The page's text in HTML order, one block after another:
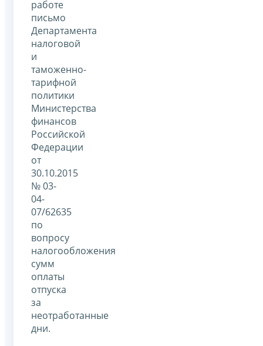
работе
письмо
Департамента
налоговой
и
таможенно-
тарифной
политики
Министерства
финансов
Российской
Федерации
от
30.10.2015
№ 03-
04-
07/62635
по
вопросу
налогообложения
сумм
оплаты
отпуска
за
неотработанные
дни.